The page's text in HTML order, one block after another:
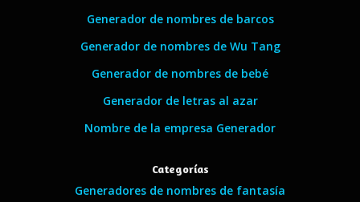
Generador de nombres de barcos
Generador de nombres de Wu Tang
Generador de nombres de bebé
Generador de letras al azar
Nombre de la empresa Generador
Categorías
Generadores de nombres de fantasía